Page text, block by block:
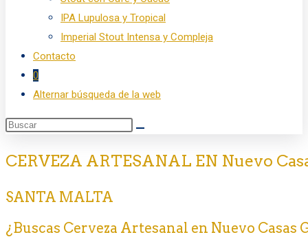
IPA Lupulosa y Tropical
Imperial Stout Intensa y Compleja
Contacto
0
Alternar búsqueda de la web
CERVEZA ARTESANAL EN Nuevo
SANTA MALTA
¿Buscas Cerveza Artesanal en Nuevo Casas